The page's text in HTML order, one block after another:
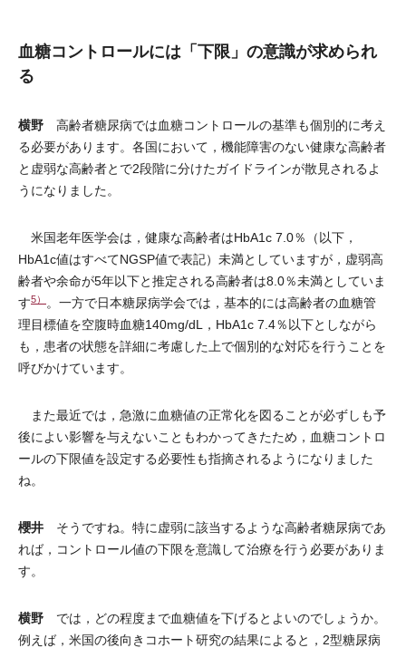
血糖コントロールには「下限」の意識が求められ
る
横野 高齢者糖尿病では血糖コントロールの基準も個別的に考え
る必要があります。各国において，機能障害のない健康な高齢者
と虚弱な高齢者とで2段階に分けたガイドラインが散見されるよ
うになりました。
米国老年医学会は，健康な高齢者はHbA1c 7.0％（以下，
HbA1c値はすべてNGSP値で表記）未満としていますが，虚弱高
齢者や余命が5年以下と推定される高齢者は8.0％未満としていま
す5）
。一方で日本糖尿病学会では，基本的には高齢者の血糖管
理目標値を空腹時血糖140mg/dL，HbA1c 7.4％以下としながら
も，患者の状態を詳細に考慮した上で個別的な対応を行うことを
呼びかけています。
また最近では，急激に血糖値の正常化を図ることが必ずしも予
後によい影響を与えないこともわかってきたため，血糖コントロ
ールの下限値を設定する必要性も指摘されるようになりました
ね。
櫻井 そうですね。特に虚弱に該当するような高齢者糖尿病であ
れば，コントロール値の下限を意識して治療を行う必要がありま
す。
横野 では，どの程度まで血糖値を下げるとよいのでしょうか。
例えば，米国の後向きコホート研究の結果によると，2型糖尿病